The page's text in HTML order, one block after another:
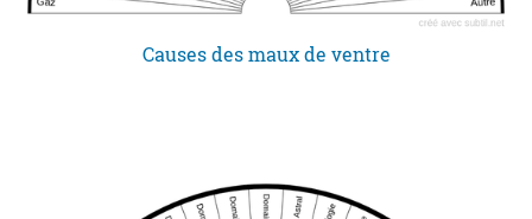
Causes des maux de ventre